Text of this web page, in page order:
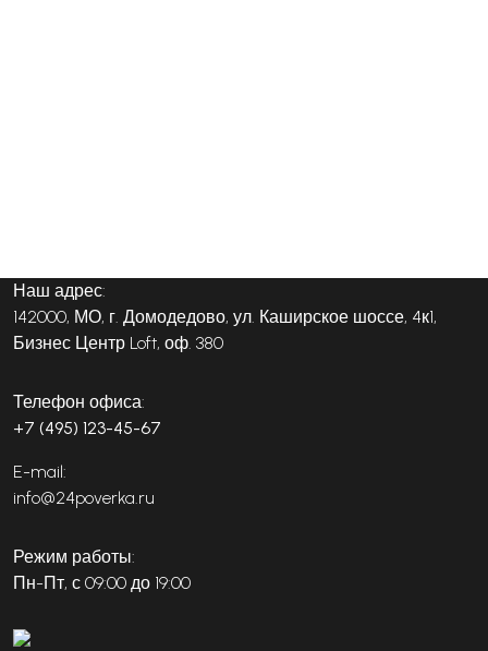
Наш адрес:
142000, МО, г. Домодедово, ул. Каширское шоссе, 4к1,
Бизнес Центр Loft, оф. 380
Телефон офиса:
+7 (495) 123-45-67
E-mail:
info@24poverka.ru
Режим работы:
Пн-Пт, с 09:00 до 19:00